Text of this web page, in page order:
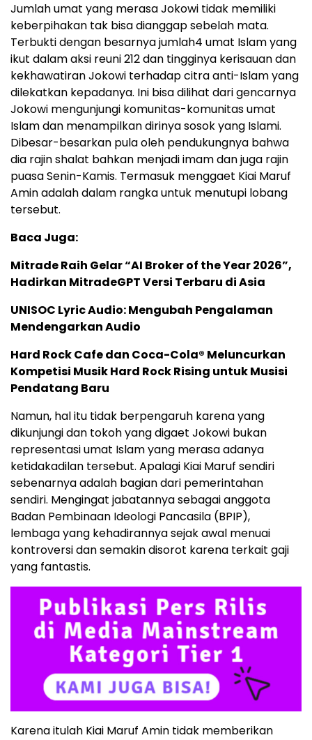
Jumlah umat yang merasa Jokowi tidak memiliki
keberpihakan tak bisa dianggap sebelah mata.
Terbukti dengan besarnya jumlah4 umat Islam yang
ikut dalam aksi reuni 212 dan tingginya kerisauan dan
kekhawatiran Jokowi terhadap citra anti-Islam yang
dilekatkan kepadanya. Ini bisa dilihat dari gencarnya
Jokowi mengunjungi komunitas-komunitas umat
Islam dan menampilkan dirinya sosok yang Islami.
Dibesar-besarkan pula oleh pendukungnya bahwa
dia rajin shalat bahkan menjadi imam dan juga rajin
puasa Senin-Kamis. Termasuk menggaet Kiai Maruf
Amin adalah dalam rangka untuk menutupi lobang
tersebut.
Baca Juga:
Mitrade Raih Gelar “AI Broker of the Year 2026”,
Hadirkan MitradeGPT Versi Terbaru di Asia
UNISOC Lyric Audio: Mengubah Pengalaman
Mendengarkan Audio
Hard Rock Cafe dan Coca-Cola® Meluncurkan
Kompetisi Musik Hard Rock Rising untuk Musisi
Pendatang Baru
Namun, hal itu tidak berpengaruh karena yang
dikunjungi dan tokoh yang digaet Jokowi bukan
representasi umat Islam yang merasa adanya
ketidakadilan tersebut. Apalagi Kiai Maruf sendiri
sebenarnya adalah bagian dari pemerintahan
sendiri. Mengingat jabatannya sebagai anggota
Badan Pembinaan Ideologi Pancasila (BPIP),
lembaga yang kehadirannya sejak awal menuai
kontroversi dan semakin disorot karena terkait gaji
yang fantastis.
Karena itulah Kiai Maruf Amin tidak memberikan